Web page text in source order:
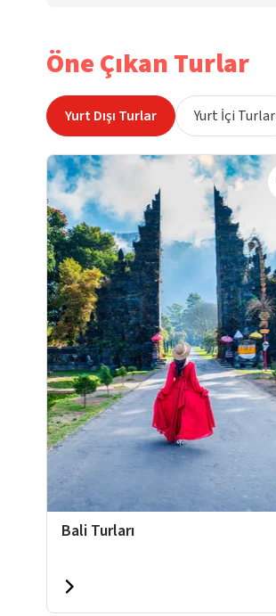
Öne Çıkan Turlar
Yurt Dışı Turlar Yurt İçi Turlar
Bali Turları